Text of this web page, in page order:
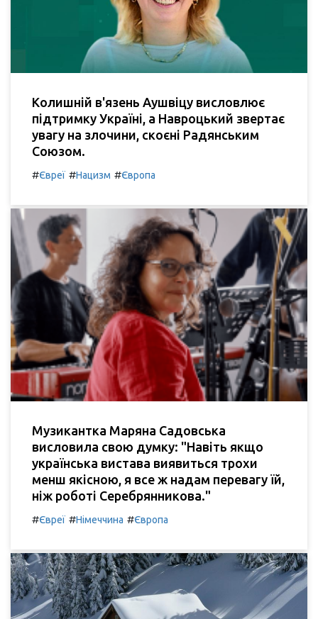
Колишній в'язень Аушвіцу висловлює
підтримку Україні, а Навроцький звертає
увагу на злочини, скоєні Радянським
Союзом.
#Євреї #Нацизм #Європа
Музикантка Маряна Садовська
висловила свою думку: "Навіть якщо
українська вистава виявиться трохи
менш якісною, я все ж надам перевагу їй,
ніж роботі Серебрянникова."
#Євреї #Німеччина #Європа